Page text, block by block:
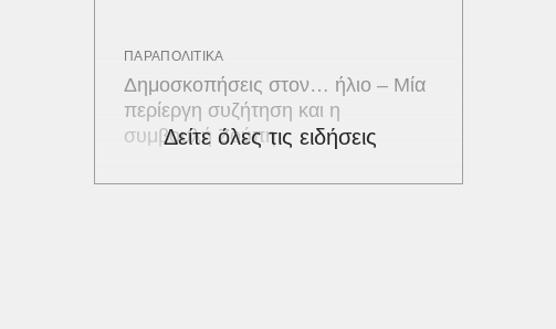
ΠΑΡΑΠΟΛΙΤΙΚΑ
Δημοσκοπήσεις στον… ήλιο – Μία
περίεργη συζήτηση και η
συμβουλή Ζούπη
Δείτε όλες τις ειδήσεις